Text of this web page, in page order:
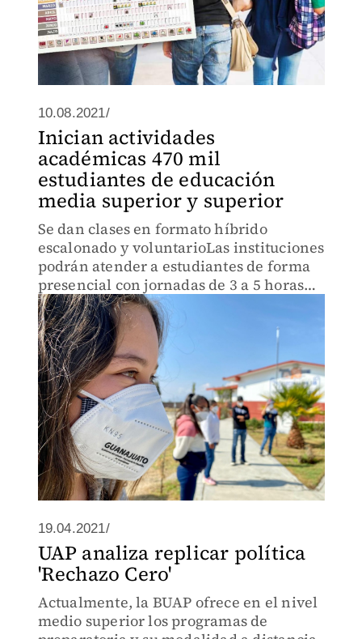
10.08.2021/
Inician actividades
académicas 470 mil
estudiantes de educación
media superior y superior
Se dan clases en formato híbrido
escalonado y voluntarioLas instituciones
podrán atender a estudiantes de forma
presencial con jornadas de 3 a 5 horas
como máximo.
19.04.2021/
UAP analiza replicar política
'Rechazo Cero'
Actualmente, la BUAP ofrece en el nivel
medio superior los programas de